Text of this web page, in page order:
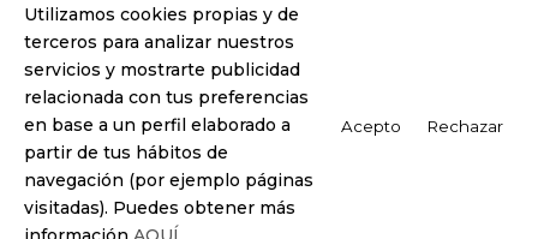
HORIZONRENTALS, S.L.
Avda.del Foix, 78
08720-Vilafranca del Penedès
Tel. 619 74 60 60
email:horizonrentals.sl@gmail.com
© Oliveras Via 2023 -Política de Privacitat
Utilizamos cookies propias y de
terceros para analizar nuestros
servicios y mostrarte publicidad
relacionada con tus preferencias
en base a un perfil elaborado a
partir de tus hábitos de
navegación (por ejemplo páginas
visitadas). Puedes obtener más
Acepto Rechazar